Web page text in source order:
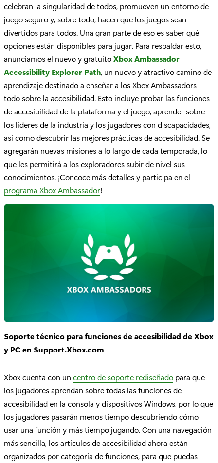
celebran la singularidad de todos, promueven un entorno de
juego seguro y, sobre todo, hacen que los juegos sean
divertidos para todos. Una gran parte de eso es saber qué
opciones están disponibles para jugar. Para respaldar esto,
anunciamos el nuevo y gratuitoXbox Ambassador
Accessibility Explorer Path, un nuevo y atractivo camino de
aprendizaje destinado a enseñar a los Xbox Ambassadors
todo sobre la accesibilidad. Esto incluye probar las funciones
de accesibilidad de la plataforma y el juego, aprender sobre
los líderes de la industria y los jugadores con discapacidades,
así como descubrir las mejores prácticas de accesibilidad. Se
agregarán nuevas misiones a lo largo de cada temporada, lo
que les permitirá a los exploradores subir de nivel sus
conocimientos. ¡Concoce más detalles y participa en el
programa Xbox Ambassador!
Soporte técnico para funciones de accesibilidad de Xbox
y PC en Support.Xbox.com
Xbox cuenta con un centro de soporte rediseñado para que
los jugadores aprendan sobre todas las funciones de
accesibilidad en la consola y dispositivos Windows, por lo que
los jugadores pasarán menos tiempo descubriendo cómo
usar una función y más tiempo jugando. Con una navegación
más sencilla, los artículos de accesibilidad ahora están
organizados por categoría de funciones, para que puedas